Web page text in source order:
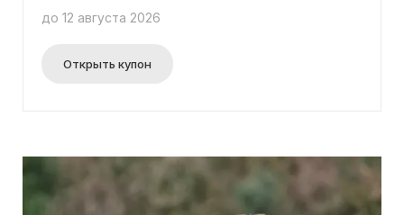
до 12 августа 2026
Открыть купон